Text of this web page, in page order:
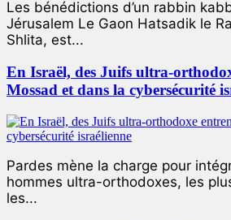
Les bénédictions d’un rabbin
Jérusalem Le Gaon Hatsadik le
Shlita, est...
En Israël, des Juifs ultra-
Mossad et dans la cybersécurité
Pardes mène la charge pour
hommes ultra-orthodoxes, les
les...